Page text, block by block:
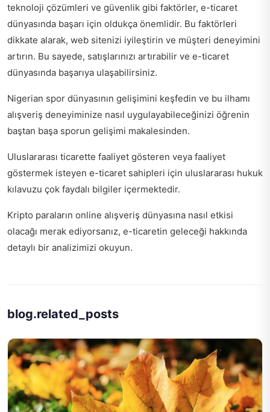
teknoloji çözümleri ve güvenlik gibi faktörler, e-ticaret
dünyasında başarı için oldukça önemlidir. Bu faktörleri
dikkate alarak, web sitenizi iyileştirin ve müşteri deneyimini
artırın. Bu sayede, satışlarınızı artırabilir ve e-ticaret
dünyasında başarıya ulaşabilirsiniz.
Nigerian spor dünyasının gelişimini keşfedin ve bu ilhamı
alışveriş deneyiminize nasıl uygulayabileceğinizi öğrenin
baştan başa sporun gelişimi makalesinden.
Uluslararası ticarette faaliyet gösteren veya faaliyet
göstermek isteyen e-ticaret sahipleri için uluslararası hukuk
kılavuzu çok faydalı bilgiler içermektedir.
Kripto paraların online alışveriş dünyasına nasıl etkisi
olacağı merak ediyorsanız, e-ticaretin geleceği hakkında
detaylı bir analizimizi okuyun.
blog.related_posts